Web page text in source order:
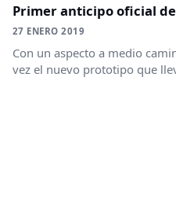
Primer anticipo oficial
27 ENERO 2019
Con un aspecto a medio
vez el nuevo prototipo que